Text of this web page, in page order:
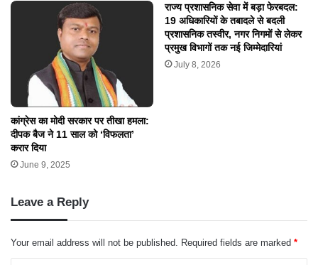
कांग्रेस का मोदी सरकार पर तीखा हमला:
दीपक बैज ने 11 साल को ‘विफलता’
करार दिया
June 9, 2025
राज्य प्रशासनिक सेवा में बड़ा फेरबदल:
19 अधिकारियों के तबादले से बदली
प्रशासनिक तस्वीर, नगर निगमों से लेकर
प्रमुख विभागों तक नई जिम्मेदारियां
July 8, 2026
Leave a Reply
Your email address will not be published. Required fields are marked *